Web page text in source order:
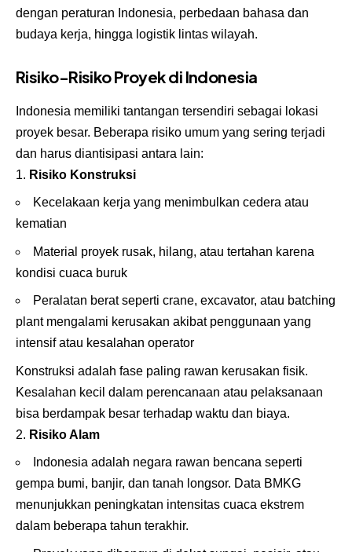
dengan peraturan Indonesia, perbedaan bahasa dan
budaya kerja, hingga logistik lintas wilayah.
Risiko-Risiko Proyek di Indonesia
Indonesia memiliki tantangan tersendiri sebagai lokasi
proyek besar. Beberapa risiko umum yang sering terjadi
dan harus diantisipasi antara lain:
Risiko Konstruksi
Kecelakaan kerja yang menimbulkan cedera atau
kematian
Material proyek rusak, hilang, atau tertahan karena
kondisi cuaca buruk
Peralatan berat seperti crane, excavator, atau batching
plant mengalami kerusakan akibat penggunaan yang
intensif atau kesalahan operator
Konstruksi adalah fase paling rawan kerusakan fisik.
Kesalahan kecil dalam perencanaan atau pelaksanaan
bisa berdampak besar terhadap waktu dan biaya.
Risiko Alam
Indonesia adalah negara rawan bencana seperti
gempa bumi, banjir, dan tanah longsor. Data BMKG
menunjukkan peningkatan intensitas cuaca ekstrem
dalam beberapa tahun terakhir.